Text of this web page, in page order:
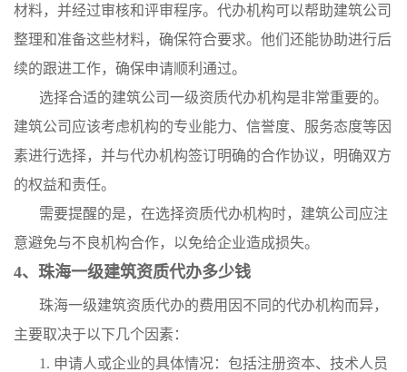
材料，并经过审核和评审程序。代办机构可以帮助建筑公司
整理和准备这些材料，确保符合要求。他们还能协助进行后
续的跟进工作，确保申请顺利通过。
选择合适的建筑公司一级资质代办机构是非常重要的。
建筑公司应该考虑机构的专业能力、信誉度、服务态度等因
素进行选择，并与代办机构签订明确的合作协议，明确双方
的权益和责任。
需要提醒的是，在选择资质代办机构时，建筑公司应注
意避免与不良机构合作，以免给企业造成损失。
4、珠海一级建筑资质代办多少钱
珠海一级建筑资质代办的费用因不同的代办机构而异，
主要取决于以下几个因素：
1. 申请人或企业的具体情况：包括注册资本、技术人员